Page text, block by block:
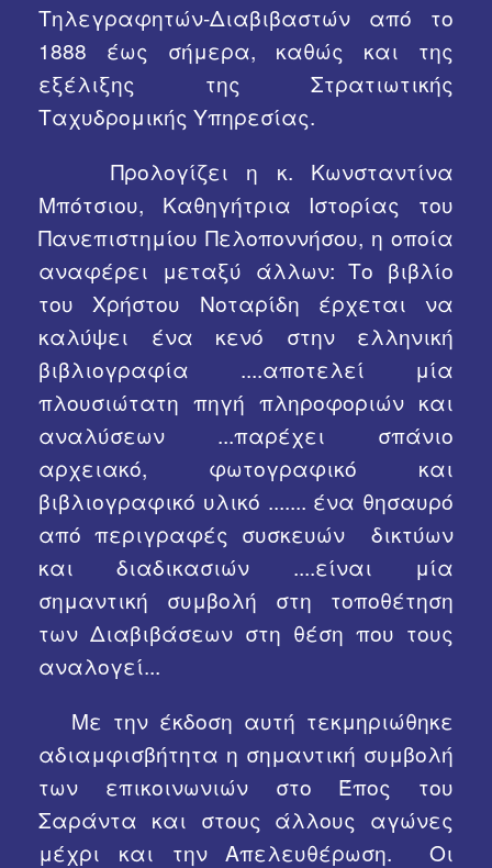
Τηλεγραφητών-Διαβιβαστών από το
1888 έως σήμερα, καθώς και της
εξέλιξης της Στρατιωτικής
Ταχυδρομικής Υπηρεσίας.
Προλογίζει η κ. Κωνσταντίνα
Μπότσιου, Καθηγήτρια Ιστορίας του
Πανεπιστημίου Πελοποννήσου, η οποία
αναφέρει μεταξύ άλλων: Το βιβλίο
του Χρήστου Νοταρίδη έρχεται να
καλύψει ένα κενό στην ελληνική
βιβλιογραφία ....αποτελεί μία
πλουσιώτατη πηγή πληροφοριών και
αναλύσεων ...παρέχει σπάνιο
αρχειακό, φωτογραφικό και
βιβλιογραφικό υλικό ....... ένα θησαυρό
από περιγραφές συσκευών δικτύων
και διαδικασιών ....είναι μία
σημαντική συμβολή στη τοποθέτηση
των Διαβιβάσεων στη θέση που τους
αναλογεί...
Με την έκδοση αυτή τεκμηριώθηκε
αδιαμφισβήτητα η σημαντική συμβολή
των επικοινωνιών στο Έπος του
Σαράντα και στους άλλους αγώνες
μέχρι και την Απελευθέρωση. Οι